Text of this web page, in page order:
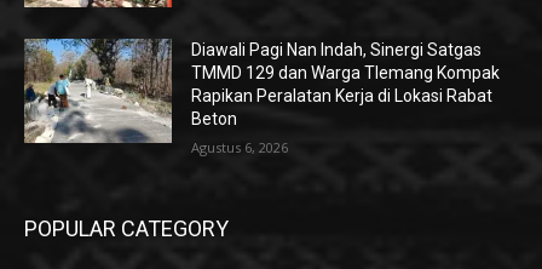
Diawali Pagi Nan Indah, Sinergi Satgas
TMMD 129 dan Warga Tlemang Kompak
Rapikan Peralatan Kerja di Lokasi Rabat
Beton
Agustus 6, 2026
POPULAR CATEGORY